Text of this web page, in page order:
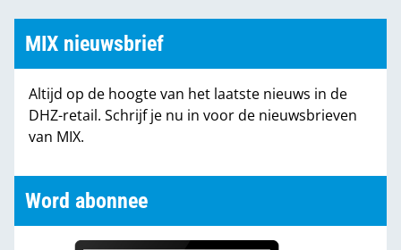
Marktcijfers
Partners
MIX nieuwsbrief
Altijd op de hoogte van het laatste nieuws in de
DHZ-retail. Schrijf je nu in voor de nieuwsbrieven
van MIX.
Word abonnee